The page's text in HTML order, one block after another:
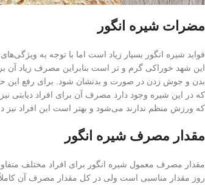
مضرات شیره انگور
فواید شیره انگور بسیار زیاد است اما با توجه به
این شهد خوراکی گرم و تر است بنابراین مصرف زیاد آن
بدن و جوش زدن در صورت و بدنشان شود. برای رفع این
که در این شیره وجود دارد مصرف آن برای افراد دیابتی
که ورزش منظم ندارند می‌شود و بهتر است این افراد نیز
مقدار مصرف شیره انگور
مقدار مصرف معمول شیره انگور برای افراد مختلف
روز مقدار مناسبی است ولی در کل مقدار مصرف آن کاملاً